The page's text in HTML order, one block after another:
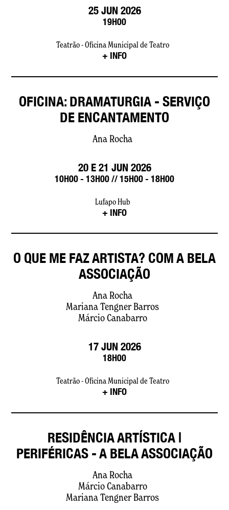
25 JUN 2026
19H00
Teatrão - Oficina Municipal de Teatro
+ INFO
OFICINA: DRAMATURGIA - SERVIÇO
DE ENCANTAMENTO
Ana Rocha
20 E 21 JUN 2026
10H00 - 13H00 // 15H00 - 18H00
Lufapo Hub
+ INFO
O QUE ME FAZ ARTISTA? COM A BELA
ASSOCIAÇÃO
Ana Rocha
Mariana Tengner Barros
Márcio Canabarro
17 JUN 2026
18H00
Teatrão - Oficina Municipal de Teatro
+ INFO
RESIDÊNCIA ARTÍSTICA |
PERIFÉRICAS - A BELA ASSOCIAÇÃO
Ana Rocha
Márcio Canabarro
Mariana Tengner Barros